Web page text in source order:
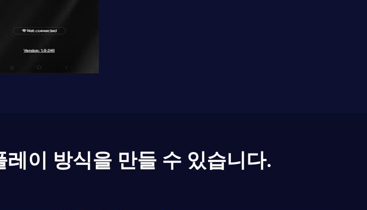
이 방식을 만들 수 있습니다.